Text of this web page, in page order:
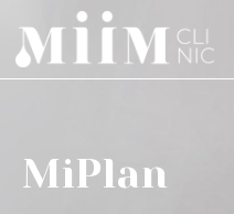
MiPlan